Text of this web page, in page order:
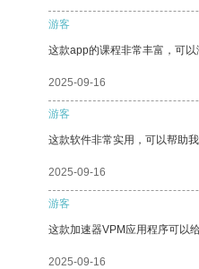
游客
这款app的课程非常丰富，可以
2025-09-16
游客
这款软件非常实用，可以帮助我
2025-09-16
游客
这款加速器VPM应用程序可以
2025-09-16